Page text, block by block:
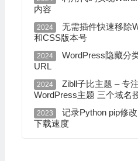
内容
2024
无需插件快速移除
和CSS版本号
2024
WordPress隐藏分
URL
2024
Zibll子比主题 – 专
WordPress主题 三个域名
2023
记录Python pip修
下载速度